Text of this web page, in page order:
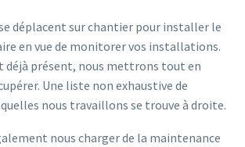
déplacent sur chantier pour installer le
en vue de monitorer vos installations.
déjà présent, nous mettrons tout en
Une liste non exhaustive de
nous travaillons se trouve à droite.
nous charger de la maintenance